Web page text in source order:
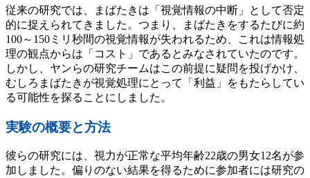
従来の研究では、まばたきは「視覚情報の中断」として否定
的に捉えられてきました。つまり、まばたきをするたびに約
100～150ミリ秒間の視覚情報が失われるため、これは情報処
理の観点からは「コスト」であるとみなされていたのです。
しかし、ヤンらの研究チームはこの前提に疑問を投げかけ、
むしろまばたきが視覚処理にとって「利益」をもたらしてい
る可能性を探ることにしました。
実験の概要と方法
彼らの研究には、視力が正常な平均年齢22歳の男女12名が参
加しました。偏りのない結果を得るために参加者には研究の